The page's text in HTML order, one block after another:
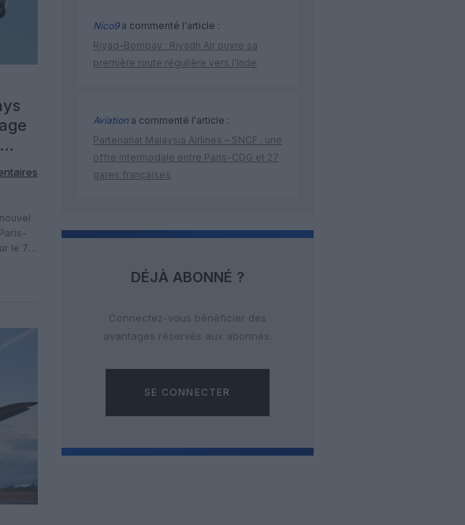
le 7
hub
Nico9a commenté l'article :
Riyad–Bombay : Riyadh Air ouvre sa
première route régulière vers l’Inde
Aviation a commenté l'article :
Partenariat Malaysia Airlines – SNCF : une
offre intermodale entre Paris-CDG et 27
gares françaises
DÉJÀ ABONNÉ ?
Connectez-vous bénéficier des
avantages réservés aux abonnés.
SE CONNECTER